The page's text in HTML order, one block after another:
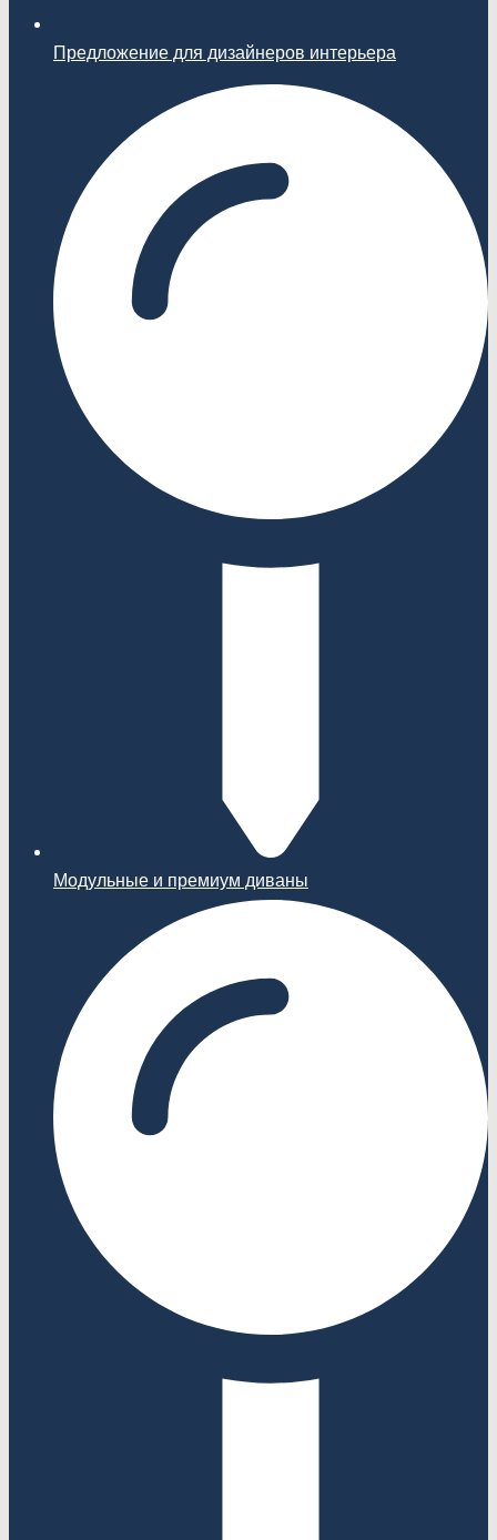
Предложение для дизайнеров интерьера
Модульные и премиум диваны